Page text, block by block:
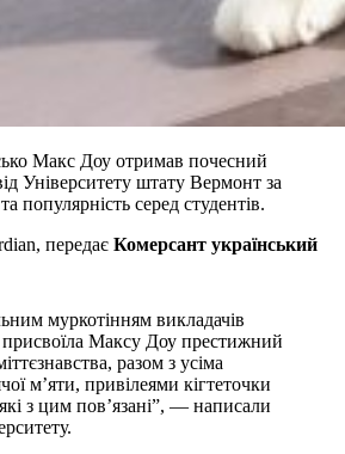
Макс Доу отримав почесний
Університету штату Вермонт за
серед студентів.
передає Комерсант український
муркотінням викладачів
присвоїла Максу Доу престижний
разом з усіма
м’яти, привілеями кігтеточки
з цим пов’язані”, — написали